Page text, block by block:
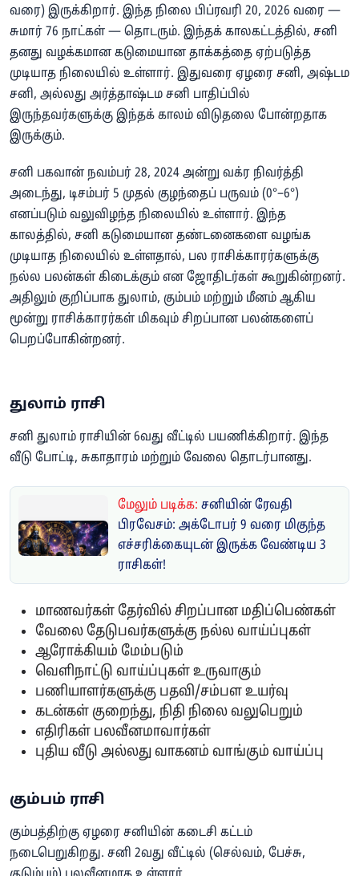
வரை) இருக்கிறார். இந்த நிலை பிப்ரவரி 20, 2026 வரை —
சுமார் 76 நாட்கள் — தொடரும். இந்தக் காலகட்டத்தில், சனி
தனது வழக்கமான கடுமையான தாக்கத்தை ஏற்படுத்த
முடியாத நிலையில் உள்ளார். இதுவரை ஏழரை சனி, அஷ்டம
சனி, அல்லது அர்த்தாஷ்டம சனி பாதிப்பில்
இருந்தவர்களுக்கு இந்தக் காலம் விடுதலை போன்றதாக
இருக்கும்.
சனி பகவான் நவம்பர் 28, 2024 அன்று வக்ர நிவர்த்தி
அடைந்து, டிசம்பர் 5 முதல் குழந்தைப் பருவம் (0°–6°)
எனப்படும் வலுவிழந்த நிலையில் உள்ளார். இந்த
காலத்தில், சனி கடுமையான தண்டனைகளை வழங்க
முடியாத நிலையில் உள்ளதால், பல ராசிக்காரர்களுக்கு
நல்ல பலன்கள் கிடைக்கும் என ஜோதிடர்கள் கூறுகின்றனர்.
அதிலும் குறிப்பாக துலாம், கும்பம் மற்றும் மீனம் ஆகிய
மூன்று ராசிக்காரர்கள் மிகவும் சிறப்பான பலன்களைப்
பெறப்போகின்றனர்.
துலாம் ராசி
சனி துலாம் ராசியின் 6வது வீட்டில் பயணிக்கிறார். இந்த
வீடு போட்டி, சுகாதாரம் மற்றும் வேலை தொடர்பானது.
மேலும் படிக்க: சனியின் ரேவதி
பிரவேசம்: அக்டோபர் 9 வரை மிகுந்த
எச்சரிக்கையுடன் இருக்க வேண்டிய 3
ராசிகள்!
மாணவர்கள் தேர்வில் சிறப்பான மதிப்பெண்கள்
வேலை தேடுபவர்களுக்கு நல்ல வாய்ப்புகள்
ஆரோக்கியம் மேம்படும்
வெளிநாட்டு வாய்ப்புகள் உருவாகும்
பணியாளர்களுக்கு பதவி/சம்பள உயர்வு
கடன்கள் குறைந்து, நிதி நிலை வலுபெறும்
எதிரிகள் பலவீனமாவார்கள்
புதிய வீடு அல்லது வாகனம் வாங்கும் வாய்ப்பு
கும்பம் ராசி
கும்பத்திற்கு ஏழரை சனியின் கடைசி கட்டம்
நடைபெறுகிறது. சனி 2வது வீட்டில் (செல்வம், பேச்சு,